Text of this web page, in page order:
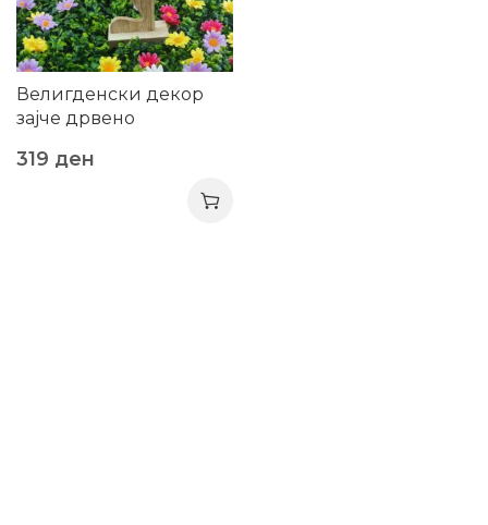
Велигденски декор
зајче дрвено
319 ден